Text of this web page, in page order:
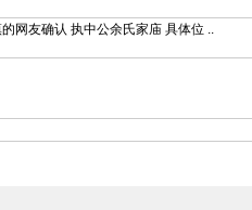
网友确认 执中公余氏家庙 具体位 ..